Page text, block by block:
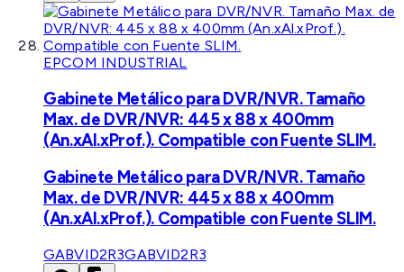
EPCOM INDUSTRIAL
Gabinete Metálico para DVR/NVR. Tamaño
Max. de DVR/NVR: 445 x 88 x 400mm
(An.xAl.xProf.). Compatible con Fuente SLIM.
Gabinete Metálico para DVR/NVR. Tamaño
Max. de DVR/NVR: 445 x 88 x 400mm
(An.xAl.xProf.). Compatible con Fuente SLIM.
GABVID2R3GABVID2R3